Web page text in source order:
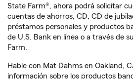
State Farm®, ahora podrá solicitar
cuentas de ahorros, CD, CD de
préstamos personales y productos
de U.S. Bank en línea o a través de
Farm.
Hable con Mat Dahms en Oakland,
información sobre los productos